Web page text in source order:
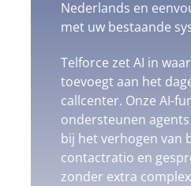
Nederlands en
met uw bestaande
Telforce zet AI in
toevoegt aan het
callcenter. Onze AI-
ondersteunen
bij het verhogen van
contactratio en
zonder extra